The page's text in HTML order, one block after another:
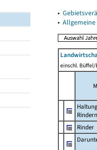
▸
▸
einschl. Büffel/
Rindern
Rinder